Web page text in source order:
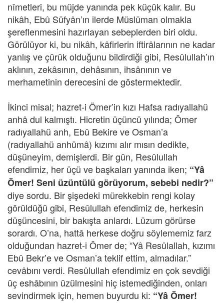
nîmetleri, bu müjde yanında pek küçük kalır. Bu
nikâh, Ebû Süfyân’ın ilerde Müslüman olmakla
şereflenmesini hazırlayan sebeplerden biri oldu.
Görülüyor ki, bu nikâh, kâfirlerin iftirâlarının ne kadar
yanlış ve çürük olduğunu bildirdiği gibi, Resûlullah’ın
aklının, zekâsının, dehâsının, ihsânının ve
merhametinin derecesini de göstermektedir.
İkinci misal; hazret-i Ömer’in kızı Hafsa radıyallahü
anhâ dul kalmıştı. Hicretin üçüncü yılında; Ömer
radıyallahü anh, Ebû Bekire ve Osman’a
(radıyallahü anhümâ) kızımı alır mısın dedikte,
düşüneyim, demişlerdi. Bir gün, Resûlullah
efendimiz, her üçü ve başkaları yanında iken; “Yâ
Ömer! Seni üzüntülü görüyorum, sebebi nedir?”
diye sordu. Bir şişedeki mürekkebin rengi kolay
görüldüğü gibi, Resûlullah efendimiz de, herkesin
düşüncesini, bir bakışta anlardı. Lüzum görürse
sorardı. O’na, hattâ herkese doğru söylememiz farz
olduğundan hazret-i Ömer de; “Yâ Resûlallah, kızımı
Ebû Bekr’e ve Osman’a teklif ettim, almadılar.”
cevâbını verdi. Resûlullah efendimiz en çok sevdiği
üç eshâbının üzülmesini hiç istemediğinden, onları
sevindirmek için, hemen buyurdu ki: “Yâ Ömer!